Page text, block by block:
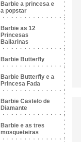
Barbie a princesa e
a popstar
Barbie as 12
Princesas
Bailarinas
Barbie Butterfly
Barbie Butterfly e a
Princesa Fada
Barbie Castelo de
Diamante
Barbie e as tres
mosqueteiras